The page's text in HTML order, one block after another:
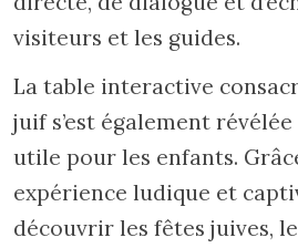
visiteurs et les guides.
La table interactive
juif s’est également
utile pour les enfants.
expérience ludique et
découvrir les fêtes juives,